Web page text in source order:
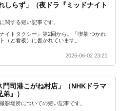
しらず」（夜ドラ『ミッドナイト
関する短い記事です。
イトタクシー』第2回から。「喫茶 つかれ
（と看板）に書かれています。…
2026-06-02 23:21
門司港こがね村店」（NHKドラマ
弟』）
影場所についての短い記事です。